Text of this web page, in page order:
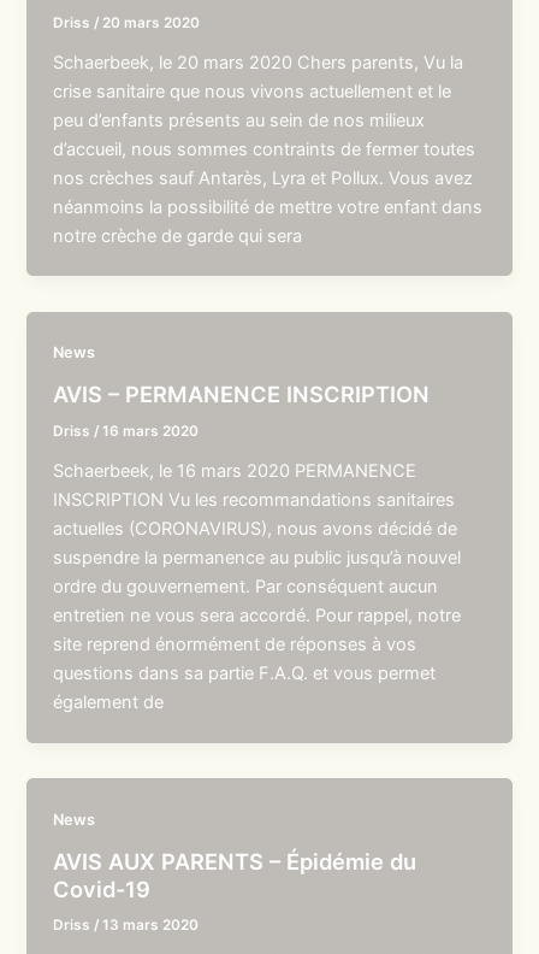
Driss / 20 mars 2020
Schaerbeek, le 20 mars 2020 Chers parents, Vu la
crise sanitaire que nous vivons actuellement et le
peu d’enfants présents au sein de nos milieux
d’accueil, nous sommes contraints de fermer toutes
nos crèches sauf Antarès, Lyra et Pollux. Vous avez
néanmoins la possibilité de mettre votre enfant dans
notre crèche de garde qui sera
News
AVIS – PERMANENCE INSCRIPTION
Driss /16 mars 2020
Schaerbeek, le 16 mars 2020 PERMANENCE
INSCRIPTION Vu les recommandations sanitaires
actuelles (CORONAVIRUS), nous avons décidé de
suspendre la permanence au public jusqu’à nouvel
ordre du gouvernement. Par conséquent aucun
entretien ne vous sera accordé. Pour rappel, notre
site reprend énormément de réponses à vos
questions dans sa partie F.A.Q. et vous permet
également de
News
AVIS AUX PARENTS – Épidémie du
Covid-19
Driss /13 mars 2020